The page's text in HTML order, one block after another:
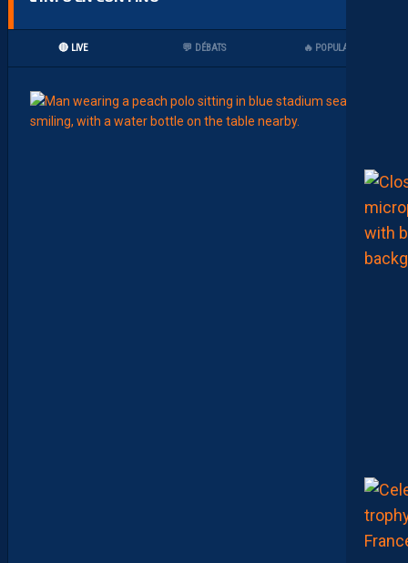
🔴 LIVE 💬 DÉBATS 🔥 POPULAIRES
I
D
D
E
L
A
C
H
O
N
A
S